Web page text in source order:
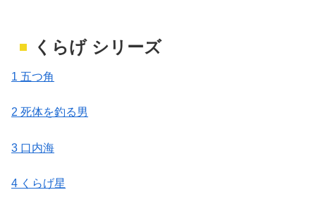
くらげ シリーズ
1 五つ角
2 死体を釣る男
3 口内海
4 くらげ星